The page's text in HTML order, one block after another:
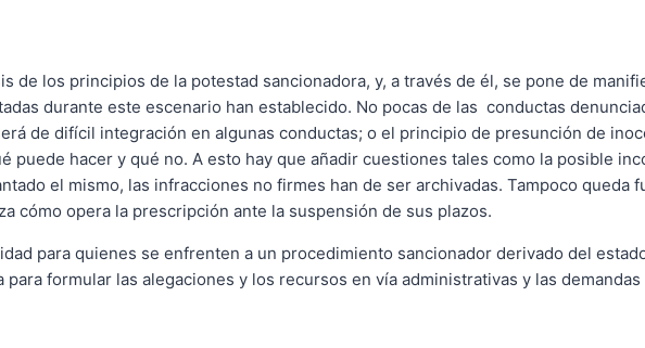
de los principios de la potestad sancionadora, y, a través de él, se pone de
durante este escenario han establecido. No pocas de las conductas
de difícil integración en algunas conductas; o el principio de presunción de
puede hacer y qué no. A esto hay que añadir cuestiones tales como la posible
el mismo, las infracciones no firmes han de ser archivadas. Tampoco
cómo opera la prescripción ante la suspensión de sus plazos.
para quienes se enfrenten a un procedimiento sancionador derivado del
formular las alegaciones y los recursos en vía administrativas y las